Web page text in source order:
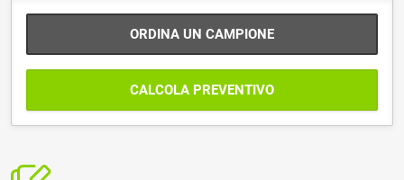
ORDINA UN CAMPIONE
CALCOLA PREVENTIVO